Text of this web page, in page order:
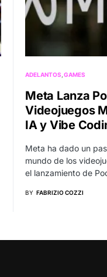
ADELANTOS GAMES
Meta Lanza
Videojuegos
IA y Vibe
Meta ha dado un
mundo de los
el lanzamiento de
BY FABRIZIO COZZI